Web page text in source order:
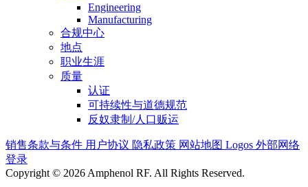
Engineering
Manufacturing
合规中心
地点
职业生涯
质量
认证
可持续性与道德规范
反奴隶制/人口贩运
销售条款与条件 用户协议 隐私政策 网站地图 Logos 外部网络
登录
Copyright © 2026 Amphenol RF. All Rights Reserved.